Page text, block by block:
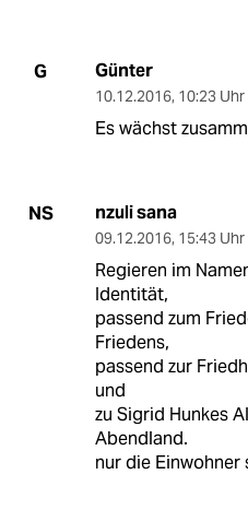
G Günter
10.12.2016, 10:23 Uhr
Es wächst
NS nzuli sana
09.12.2016, 15:43 Uhr
Regieren im
Identität,
passend zum
Friedens,
passend zur
und
zu Sigrid Hunkes
Abendland.
nur die Einwohner